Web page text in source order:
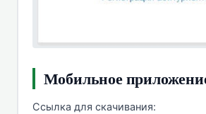
Мобильное
Ссылка для скачивания: